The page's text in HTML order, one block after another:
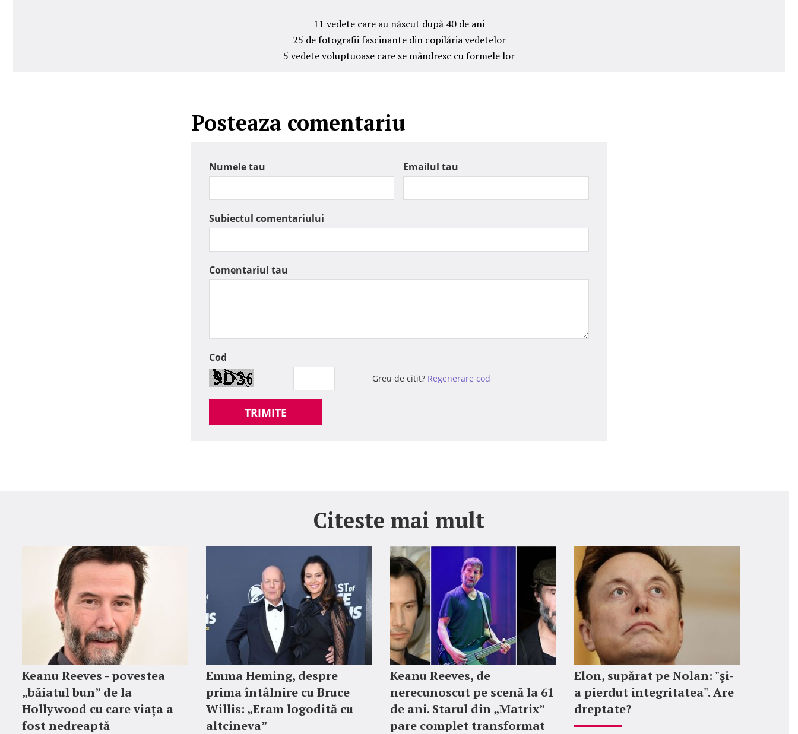
11 vedete care au născut după 40 de ani
25 de fotografii fascinante din copilăria vedetelor
5 vedete voluptuoase care se mândresc cu formele lor
Posteaza comentariu
Numele tau Emailul tau
Subiectul comentariului
Comentariul tau
Cod
Greu de citit? Regenerare cod
TRIMITE
Citeste mai mult
Keanu Reeves - povestea
„băiatul bun” de la
Hollywood cu care viața a
fost nedreaptă
Emma Heming, despre
prima întâlnire cu Bruce
Willis: „Eram logodită cu
altcineva”
Keanu Reeves, de
nerecunoscut pe scenă la 61
de ani. Starul din „Matrix”
pare complet transformat
Elon, supărat pe Nolan: "şi-
a pierdut integritatea". Are
dreptate?